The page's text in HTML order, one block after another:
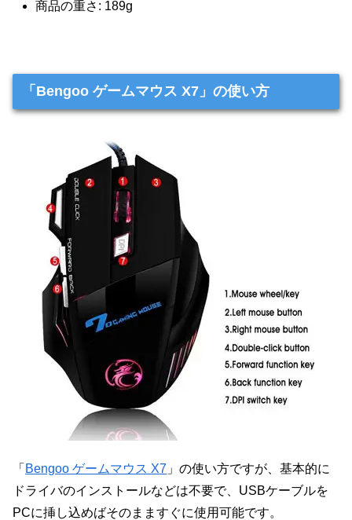
商品の重さ: 189g
「Bengoo ゲームマウス X7」の使い方
「 Bengoo ゲームマウス X7 」の使い方ですが、基本的に
ドライバのインストールなどは不要で、USBケーブルを
PCに挿し込めばそのまますぐに使用可能です。